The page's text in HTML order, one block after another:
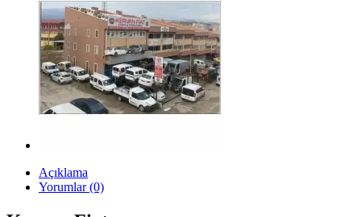
Açıklama
Yorumlar (0)